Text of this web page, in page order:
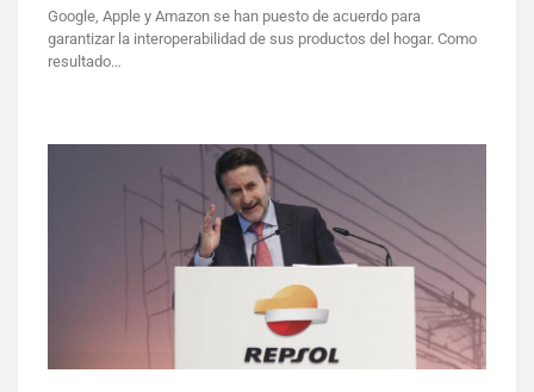
Google, Apple y Amazon se han puesto de acuerdo para
garantizar la interoperabilidad de sus productos del hogar. Como
resultado…